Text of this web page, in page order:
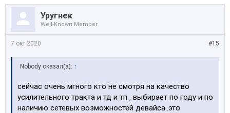
Уругнек
Well-Known Member
#15
7 окт 2020
Nobody сказал(а): ↑
сейчас очень мгного кто не смотря на качество
усилительного тракта и тд и тп , выбирает по году и по
наличию сетевых возможностей девайса..это